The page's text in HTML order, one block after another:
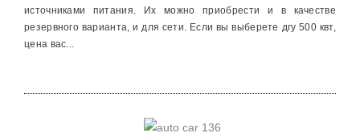
источниками питания. Их можно приобрести и в качестве
резервного варианта, и для сети. Если вы выберете дгу 500 квт,
цена вас...